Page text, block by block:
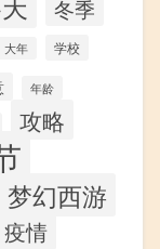
冬季
大年 学校
年龄
攻略
梦幻西游
疫情